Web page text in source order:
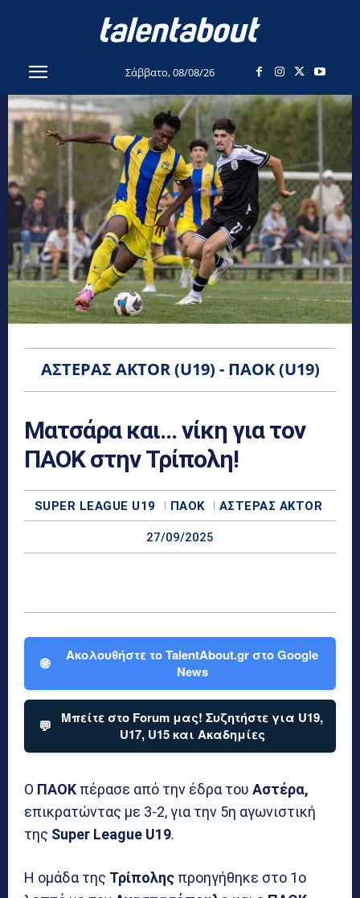
Σάββατο, 08/08/26
ΑΣΤΈΡΑΣ AKTOR (U19) - ΠΑΟΚ (U19)
Ματσάρα και… νίκη για τον
ΠΑΟΚ στην Τρίπολη!
SUPER LEAGUE U19 ΠΑΟΚ ΑΣΤΈΡΑΣ AKTOR
27/09/2025
🌐
Ακολουθήστε το TalentAbout.gr στο Google
News
💬
Μπείτε στο Forum μας! Συζητήστε για U19,
U17, U15 και Ακαδημίες
Ο ΠΑΟΚ πέρασε από την έδρα του Αστέρα,
επικρατώντας με 3-2, για την 5η αγωνιστική
της Super League U19.
Η ομάδα της Τρίπολης προηγήθηκε στο 1ο